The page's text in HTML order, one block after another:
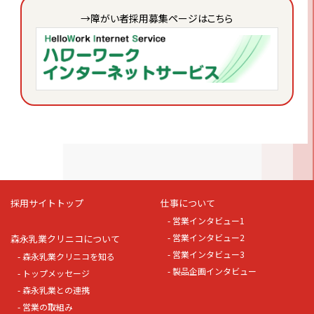
→障がい者採用募集ページはこちら
採用サイトトップ
森永乳業クリニコについて
- 森永乳業クリニコを知る
- トップメッセージ
- 森永乳業との連携
- 営業の取組み
仕事について
- 営業インタビュー1
- 営業インタビュー2
- 営業インタビュー3
- 製品企画インタビュー